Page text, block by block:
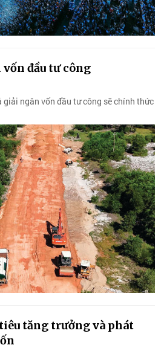
đầu tư công
ngân vốn đầu tư công sẽ chính thức
tăng trưởng và phát